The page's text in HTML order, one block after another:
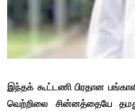
இந்தக் கூட்டணி பிரதான
வெற்றிலை சின்னத்தையே